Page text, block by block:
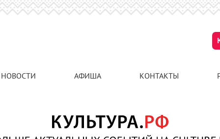
НОВОСТИ АФИША КОНТАКТЫ